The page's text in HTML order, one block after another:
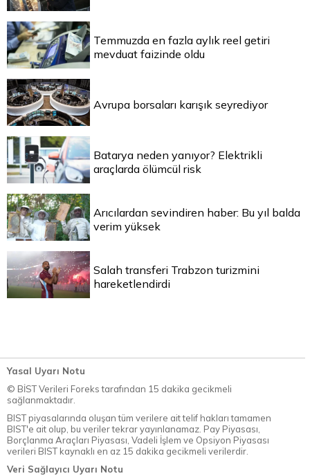
Temmuzda en fazla aylık reel getiri
mevduat faizinde oldu
Avrupa borsaları karışık seyrediyor
Batarya neden yanıyor? Elektrikli
araçlarda ölümcül risk
Arıcılardan sevindiren haber: Bu yıl balda
verim yüksek
Salah transferi Trabzon turizmini
hareketlendirdi
Yasal Uyarı Notu
© BİST Verileri Foreks tarafından 15 dakika gecikmeli
sağlanmaktadır.
BIST piyasalarında oluşan tüm verilere ait telif hakları tamamen
BIST'e ait olup, bu veriler tekrar yayınlanamaz. Pay Piyasası,
Borçlanma Araçları Piyasası, Vadeli İşlem ve Opsiyon Piyasası
verileri BIST kaynaklı en az 15 dakika gecikmeli verilerdir.
Veri Sağlayıcı Uyarı Notu